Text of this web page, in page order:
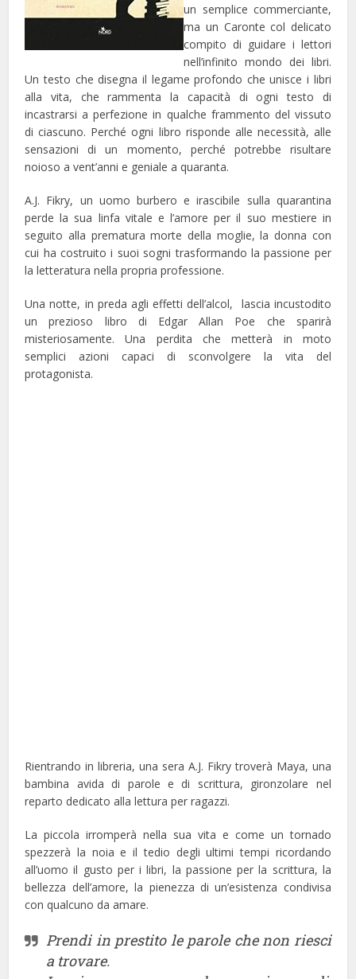
un semplice commerciante,
ma un Caronte col delicato
compito di guidare i lettori
nell’infinito mondo dei libri.
Un testo che disegna il legame profondo che unisce i libri
alla vita, che rammenta la capacità di ogni testo di
incastrarsi a perfezione in qualche frammento del vissuto
di ciascuno. Perché ogni libro risponde alle necessità, alle
sensazioni di un momento, perché potrebbe risultare
noioso a vent’anni e geniale a quaranta.
A.J. Fikry, un uomo burbero e irascibile sulla quarantina
perde la sua linfa vitale e l’amore per il suo mestiere in
seguito alla prematura morte della moglie, la donna con
cui ha costruito i suoi sogni trasformando la passione per
la letteratura nella propria professione.
Una notte, in preda agli effetti dell’alcol, lascia incustodito
un prezioso libro di Edgar Allan Poe che sparirà
misteriosamente. Una perdita che metterà in moto
semplici azioni capaci di sconvolgere la vita del
protagonista.
Rientrando in libreria, una sera A.J. Fikry troverà Maya, una
bambina avida di parole e di scrittura, gironzolare nel
reparto dedicato alla lettura per ragazzi.
La piccola irromperà nella sua vita e come un tornado
spezzerà la noia e il tedio degli ultimi tempi ricordando
all’uomo il gusto per i libri, la passione per la scrittura, la
bellezza dell’amore, la pienezza di un’esistenza condivisa
con qualcuno da amare.
Prendi in prestito le parole che non riesci
a trovare.